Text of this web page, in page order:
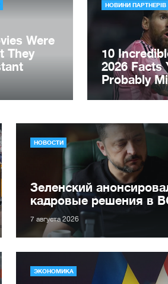
НОВОСТИ
Зеленский
кадровые решения в
7 августа 2026
ЭКОНОМИКА